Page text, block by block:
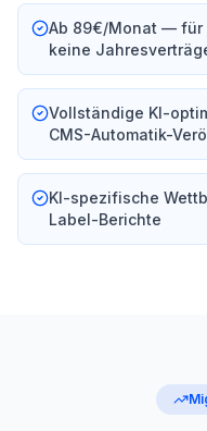
Ab 89€/Monat — für
keine
Vollständige KI-
CMS-Automatik-
KI-spezifische
Label-Berichte